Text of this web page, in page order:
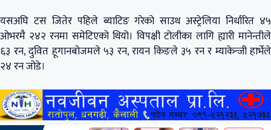
यसअघि टस जितेर पहिले ब्याटिङ गरेको साउथ अस्ट्रेलिया निर्धारित ४५
ओभरमै २४२ रनमा समेटिएको थियो। विपक्षी टोलीका लागि ह्यारी मानेन्तीले
६३ रन, दुवित हूगानबोजमले ५३ रन, रायन किङले ३५ रन र म्याकेन्जी हार्भेले
२४ रन जोडे।